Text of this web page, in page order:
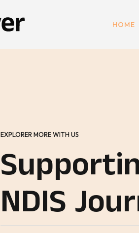
HOME
EXPLORER MORE WITH US
NDIS